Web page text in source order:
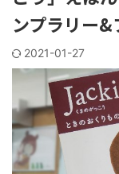
ンプラリー
2021-01-27